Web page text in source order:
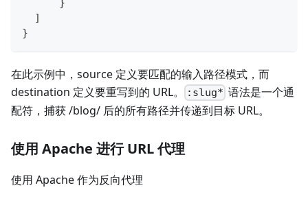
}
]
}
在此示例中，source 定义要匹配的输入路径模式，而
destination 定义要重写到的 URL。
:slug* 语法是一个通
配符，捕获 /blog/ 后的所有路径并传递到目标 URL。
使用 Apache 进行 URL 代理
使用 Apache 作为反向代理